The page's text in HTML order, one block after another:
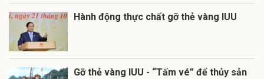
Hành động thực chất gỡ thẻ vàng IUU
Gỡ thẻ vàng IUU - “Tấm vé” để thủy sản